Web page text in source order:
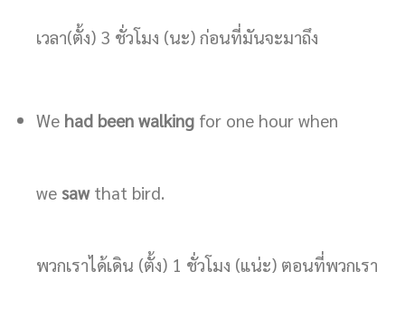
เวลา(ตั้ง) 3 ชั่วโมง (นะ) ก่อนที่มันจะมาถึง
Wehad been walkingfor one hour when
we sawthat bird.
พวกเราได้เดิน (ตั้ง) 1 ชั่วโมง (แน่ะ) ตอนที่พวกเรา